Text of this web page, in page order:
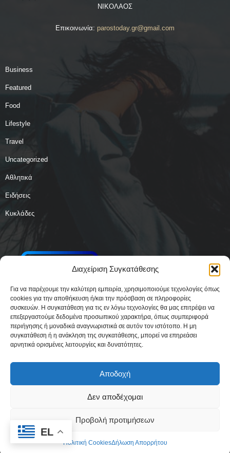
Διαχείριση Συγκατάθεσης
Για να παρέχουμε την καλύτερη εμπειρία, χρησιμοποιούμε τεχνολογίες όπως
cookies για την αποθήκευση ή/και την πρόσβαση σε πληροφορίες
συσκευών. Η συγκατάθεση για τις εν λόγω τεχνολογίες θα μας επιτρέψει να
επεξεργαστούμε δεδομένα προσωπικού χαρακτήρα, όπως συμπεριφορά
περιήγησης ή μοναδικά αναγνωριστικά σε αυτόν τον ιστότοπο. Η μη
συγκατάθεση ή η ανάκληση της συγκατάθεσης, μπορεί να επηρεάσει
αρνητικά ορισμένες λειτουργίες και δυνατότητες.
Αποδοχή
Δεν αποδέχομαι
Προβολή προτιμήσεων
Πολιτική CookiesΔήλωση Απορρήτου
ΝΙΚΟΛΑΟΣ
Επικοινωνία: parostoday.gr@gmail.com
Business
Featured
Food
Lifestyle
Travel
Uncategorized
Αθλητικά
Ειδήσεις
Κυκλάδες
Όροι Χρήσης
Πολιτική απορρήτου & Cookies
Ταυτότητα
© 2026 Paros Today | A-motion media group ( ammg.gr )
EL